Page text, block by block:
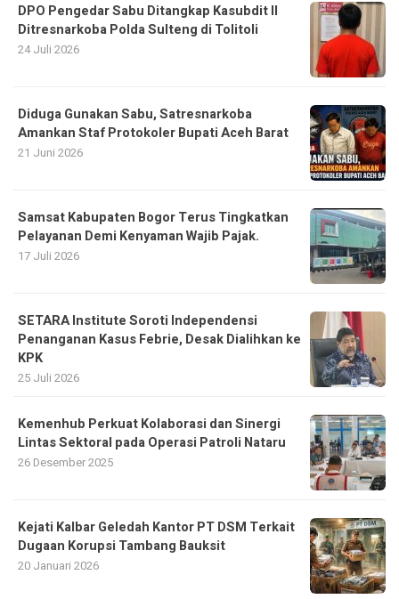
DPO Pengedar Sabu Ditangkap Kasubdit II
Ditresnarkoba Polda Sulteng di Tolitoli
24 Juli 2026
Diduga Gunakan Sabu, Satresnarkoba
Amankan Staf Protokoler Bupati Aceh Barat
21 Juni 2026
Samsat Kabupaten Bogor Terus Tingkatkan
Pelayanan Demi Kenyaman Wajib Pajak.
17 Juli 2026
SETARA Institute Soroti Independensi
Penanganan Kasus Febrie, Desak Dialihkan ke
KPK
25 Juli 2026
Kemenhub Perkuat Kolaborasi dan Sinergi
Lintas Sektoral pada Operasi Patroli Nataru
26 Desember 2025
Kejati Kalbar Geledah Kantor PT DSM Terkait
Dugaan Korupsi Tambang Bauksit
20 Januari 2026